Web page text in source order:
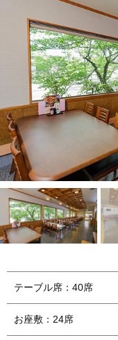
テーブル席：40席
お座敷：24席